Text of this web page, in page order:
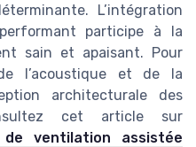
L’intégration
participe à la
sain et apaisant. Pour
l’acoustique et de la
architecturale des
cet article sur
de ventilation assistée